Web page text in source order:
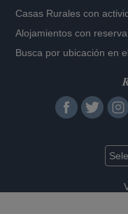
Casas Rurales con
Alojamientos con
Busca por ubicación en